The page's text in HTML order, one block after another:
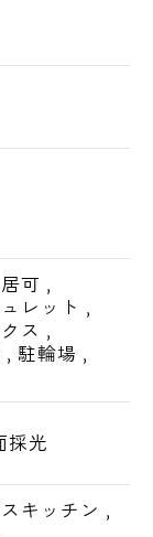
可 ,
レット ,
ス ,
, 駐輪場 ,
採光
キッチン ,